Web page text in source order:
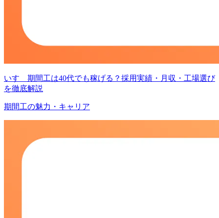
いすゞ期間工は40代でも稼げる？採用実績・月収・工場選び
を徹底解説
期間工の魅力・キャリア